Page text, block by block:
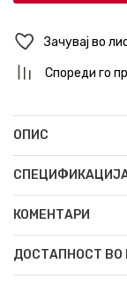
Зачувај во
Спореди го
ОПИС
КОМЕНТАРИ
ДОСТАПНОСТ